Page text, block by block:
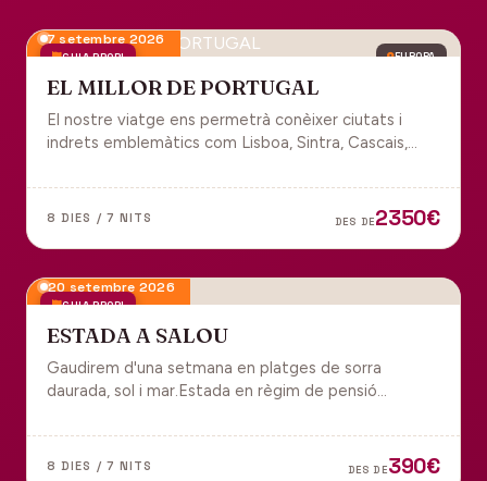
GUIA PROPI EUROPA
7 setembre 2026
EL MILLOR DE PORTUGAL
El nostre viatge ens permetrà conèixer ciutats i
indrets emblemàtics com Lisboa, Sintra, Cascais,
tot inclòs per gaudir plenament de Portugal.
8 DIES / 7 NITS DES DE2350€
GUIA PROPI
20 setembre 2026
ESTADA A SALOU
Gaudirem d'una setmana en platges de sorra
daurada, sol i mar.Estada en règim de pensió
8 DIES / 7 NITS DES DE390€